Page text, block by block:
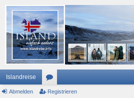
Islandreise
or
Abmelden Registrieren